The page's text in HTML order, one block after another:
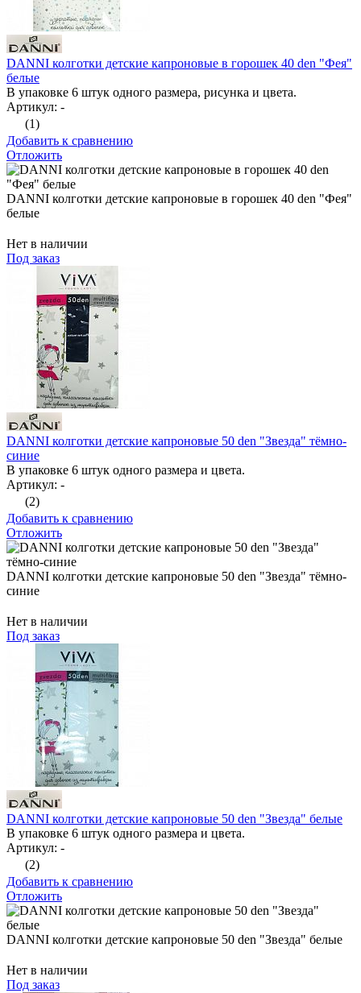
DANNI колготки детские капроновые в горошек 40 den "Фея"
белые
В упаковке 6 штук одного размера, рисунка и цвета.
Артикул: -
(1)
Добавить к сравнению
Отложить
DANNI колготки детские капроновые в горошек 40 den "Фея"
белые
Нет в наличии
Под заказ
DANNI колготки детские капроновые 50 den "Звезда" тёмно-
синие
В упаковке 6 штук одного размера и цвета.
Артикул: -
(2)
Добавить к сравнению
Отложить
DANNI колготки детские капроновые 50 den "Звезда" тёмно-
синие
Нет в наличии
Под заказ
DANNI колготки детские капроновые 50 den "Звезда" белые
В упаковке 6 штук одного размера и цвета.
Артикул: -
(2)
Добавить к сравнению
Отложить
DANNI колготки детские капроновые 50 den "Звезда" белые
Нет в наличии
Под заказ